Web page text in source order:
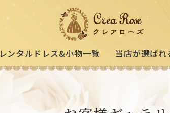
レンタルドレス&小物一覧 当店が選ばれ
[宅配]